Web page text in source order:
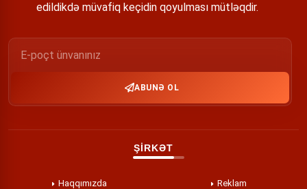
edildikdə müvafiq keçidin qoyulması mütləqdir.
ABUNƏ OL
ŞİRKƏT
Haqqımızda Reklam